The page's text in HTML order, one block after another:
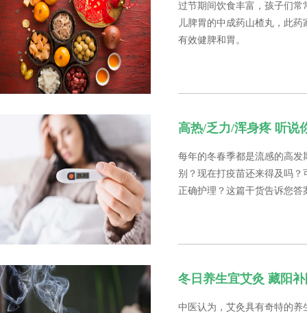
过节期间饮食丰富，孩子们
儿脾胃的中成药山楂丸，此
有效健脾和胃。
高热/乏力/浑身疼 听说
每年的冬春季都是流感的高
别？现在打疫苗还来得及吗
正确护理？这篇干货告诉您答
冬日养生宜艾灸 藏阳
中医认为，艾灸具有奇特的